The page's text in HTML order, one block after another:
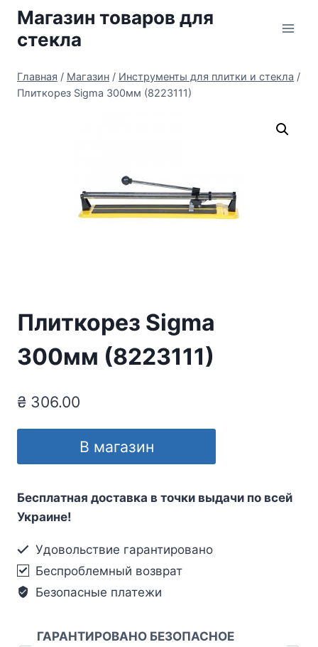
Перейти
содержимому
Магазин товаров для
стекла
Главная / Магазин / Инструменты для плитки и стекла /
Плиткорез Sigma 300мм (8223111)
Плиткорез Sigma
300мм (8223111)
₴ 306.00
В магазин
Бесплатная доставка в точки выдачи по всей
Украине!
Удовольствие гарантировано
Беспроблемный возврат
Безопасные платежи
ГАРАНТИРОВАНО БЕЗОПАСНОЕ